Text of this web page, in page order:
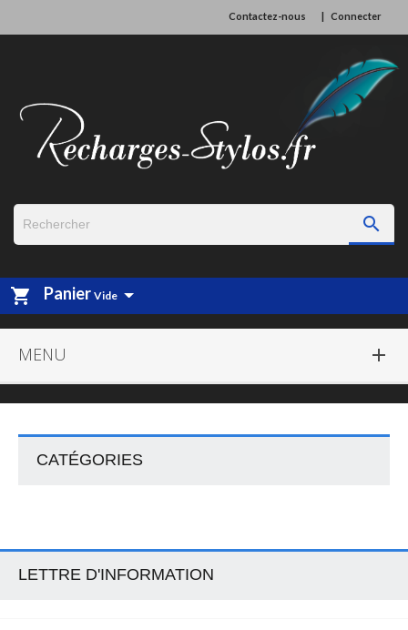
Contactez-nous Connecter

shopping_cart Panier Vide
MENU 
CATÉGORIES
LETTRE D'INFORMATION